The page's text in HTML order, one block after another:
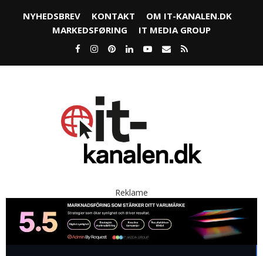
NYHEDSBREV KONTAKT
OM IT-KANALEN.DK
MARKEDSFØRING
IT MEDIA GROUP
Reklame